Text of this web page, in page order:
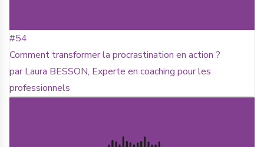
#54
Comment transformer la procrastination en action ?
par Laura BESSON, Experte en coaching pour les
professionnels